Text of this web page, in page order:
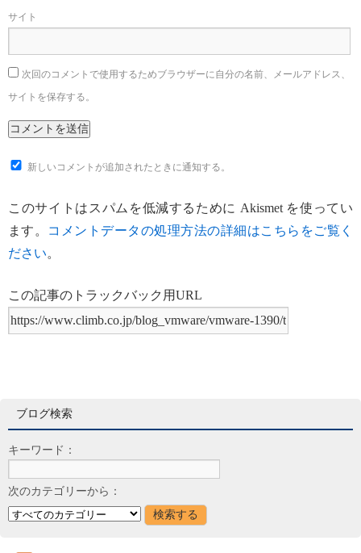
サイト
次回のコメントで使用するためブラウザーに自分の名前、メールアドレス、
サイトを保存する。
新しいコメントが追加されたときに通知する。
このサイトはスパムを低減するために Akismet を使ってい
ます。 コメントデータの処理方法の詳細はこちらをご覧く
ださい。
この記事のトラックバック用URL
ブログ検索
キーワード：
次のカテゴリーから：